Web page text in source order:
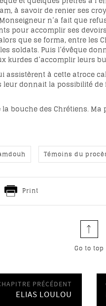
à savoir de renier ses
n’a fait que
pour accomplir ses
que se forma, entre
soldats. Puis l’évêque
d’accomplir leurs
à cette atroce
donnait la possibilité
la bouche des Chrétiens.
Témoins du
Print
Go to top
PRÉCÉDENT
ELIAS LOULOU